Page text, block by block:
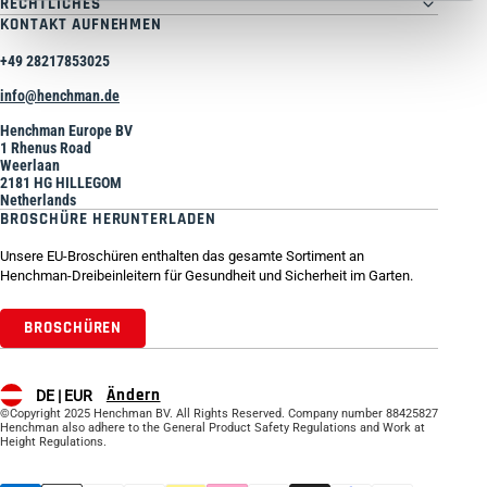
RECHTLICHES
KONTAKT AUFNEHMEN
+49 28217853025
info@henchman.de
Henchman Europe BV
1 Rhenus Road
Weerlaan
2181 HG HILLEGOM
Netherlands
BROSCHÜRE HERUNTERLADEN
Unsere EU-Broschüren enthalten das gesamte Sortiment an
Henchman-Dreibeinleitern für Gesundheit und Sicherheit im Garten.
BROSCHÜREN
DE | EUR Ändern
©Copyright 2025 Henchman BV. All Rights Reserved. Company number 88425827
Henchman also adhere to the General Product Safety Regulations and Work at
Height Regulations.